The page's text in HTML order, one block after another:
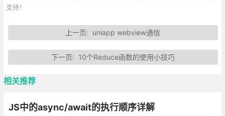
支持！
上一页: uniapp webview通信
下一页: 10个Reduce函数的使用小技巧
相关推荐
JS中的async/await的执行顺序详解